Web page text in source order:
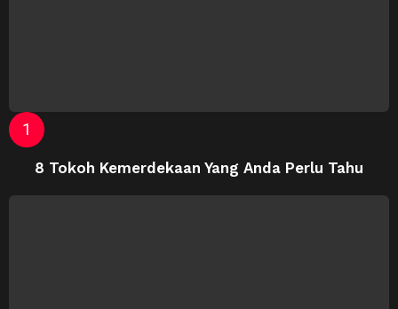
8 Tokoh Kemerdekaan Yang Anda Perlu Tahu